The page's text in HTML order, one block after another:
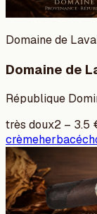
Domaine de
Domaine de
République
très doux2 – 3.5
crèmeherbacé